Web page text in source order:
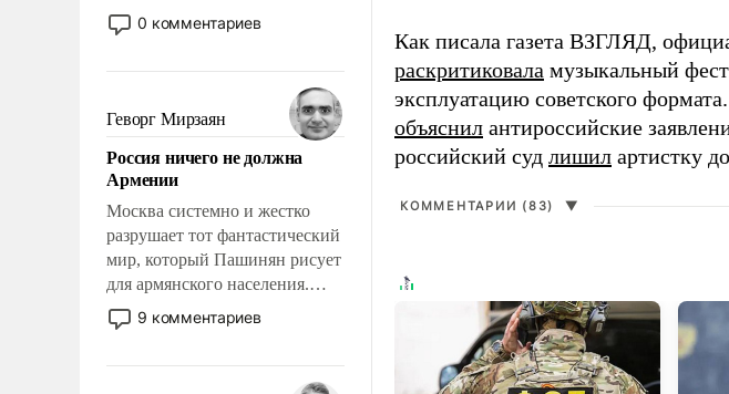
США потребуется более трех
лет. Даже небольшая война с
Сложившаяся ситуация
означает многолетний период
уязвимости США, например,
перед Китаем.
0 комментариев
Геворг Мирзаян
Россия ничего не должна
Армении
Москва системно и жестко
разрушает тот фантастический
мир, который Пашинян рисует
для армянского населения.
Мир, где этому населению все
должны просто по
политические прожекты будут
9 комментариев
Как писала газета ВЗГЛЯД,
раскритиковала музыкальный
эксплуатацию советского
объяснил антироссийские
российский суд лишил артистку
КОММЕНТАРИИ (83) ▼